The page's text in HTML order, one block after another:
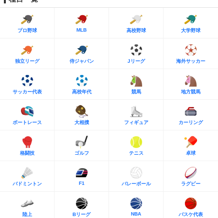
プロ野球 MLB 高校野球 大学野球
独立リーグ 侍ジャパン Jリーグ 海外サッカー
サッカー代表 高校年代 競馬 地方競馬
ボートレース 大相撲 フィギュア カーリング
格闘技 ゴルフ テニス 卓球
バドミントン F1 バレーボール ラグビー
陸上 Bリーグ NBA バスケ代表